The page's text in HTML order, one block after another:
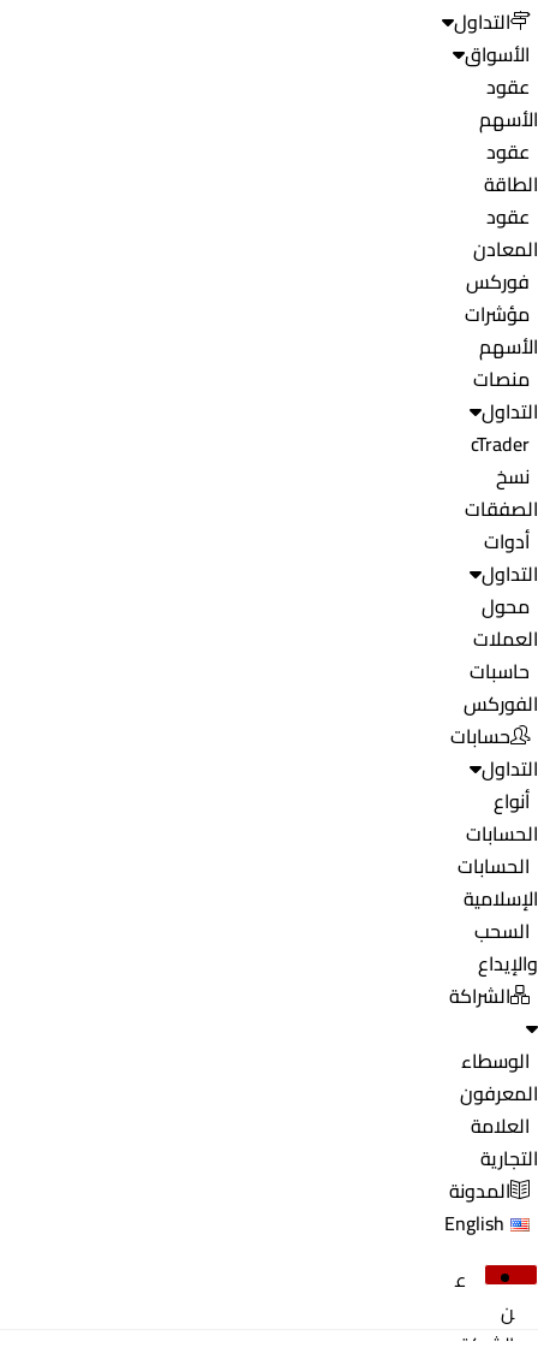
التداول
الأسواق
عقود
الأسهم
عقود
الطاقة
عقود
المعادن
فوركس
مؤشرات
الأسهم
منصات
التداول
cTrader
نسخ
الصفقات
أدوات
التداول
محول
العملات
حاسبات
الفوركس
حسابات
التداول
أنواع
الحسابات
الحسابات
الإسلامية
السحب
والإيداع
الشراكة
الوسطاء
المعرفون
العلامة
التجارية
المدونة
English
ع
ن
الشركة